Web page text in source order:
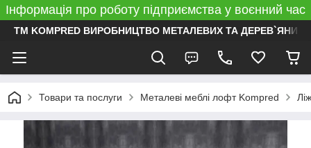
Інформація про роботу підприємства у воєнний час
ТМ KOMPRED ВИРОБНИЦТВО МЕТАЛЕВИХ ТА ДЕРЕВ`ЯНИХ
Товари та послуги Металеві меблі лофт Kompred